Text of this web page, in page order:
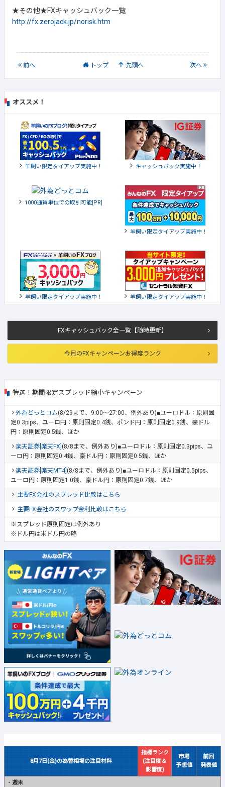
★その他★FXキャッシュバック一覧
http://fx.zerojack.jp/norisk.htm
前へ トップ 先頭へ 次へ
FXキャッシュバック全一覧【随時更新】
今月のFXキャンペーンお得度ランク
特選！期間限定スプレッド縮小キャンペーン
外為どっとコム(8/29まで、9:00～27:00、例外あり)■ユーロドル：原則固
定0.3pips、ユーロ円：原則固定0.4銭、ポンド円：原則固定0.9銭、豪ドル
円：原則固定0.5銭、ほか
楽天証券[楽天FX] (8/8まで、例外あり)■ユーロドル：原則固定0.3pips、ユ
ーロ円：原則固定0.4銭、豪ドル円：原則固定0.5銭、ほか
楽天証券[楽天MT4] (8/8まで、例外あり)■ユーロドル：原則固定0.5pips、
ユーロ円：原則固定1.0銭、豪ドル円：原則固定0.7銭、ほか
主要FX会社のスプレッド比較はこちら
主要FX会社のスワップ金利比較はこちら
※スプレッド原則固定は例外あり
※ドル円は米ドル円の略
8月7日(金)の為替相場の注目材料
指標ランク
(注目度＆
影響度)
市場
予想値
前回
発表値
・ 週末
オススメ！
羊飼い限定タイアップ実施中！ キャッシュバック実施中！
1000通貨単位での取引可能[PR]
羊飼い限定タイアップ実施中！
羊飼い限定タイアップ実施中！ 羊飼い限定タイアップ実施中！